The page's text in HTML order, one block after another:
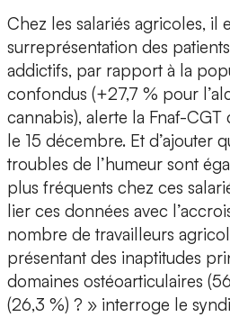
Chez les salariés agricoles, il
surreprésentation des
addictifs, par rapport à la
confondus (+27,7 % pour
cannabis), alerte la Fnaf-
le 15 décembre. Et d’ajouter
troubles de l’humeur sont
plus fréquents chez ces
lier ces données avec
nombre de travailleurs
présentant des inaptitudes
domaines ostéoarticulaires
(26,3 %) ? » interroge le